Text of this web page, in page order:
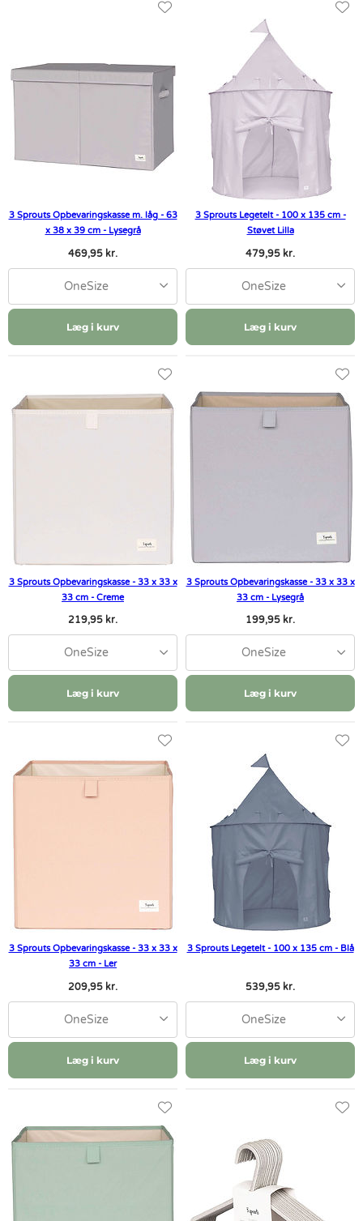
3 Sprouts Opbevaringskasse m. låg - 63
x 38 x 39 cm - Lysegrå
469,95 kr.
OneSize
Læg i kurv
3 Sprouts Legetelt - 100 x 135 cm -
Støvet Lilla
479,95 kr.
OneSize
Læg i kurv
3 Sprouts Opbevaringskasse - 33 x 33 x
33 cm - Creme
219,95 kr.
OneSize
Læg i kurv
3 Sprouts Opbevaringskasse - 33 x 33 x
33 cm - Lysegrå
199,95 kr.
OneSize
Læg i kurv
3 Sprouts Opbevaringskasse - 33 x 33 x
33 cm - Ler
209,95 kr.
OneSize
Læg i kurv
3 Sprouts Legetelt - 100 x 135 cm - Blå
539,95 kr.
OneSize
Læg i kurv